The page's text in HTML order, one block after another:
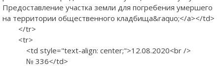
Предоставление участка земли для погребения умершего
на территории общественного кладбища&raquo;</a></td>
</tr>
<tr>
<td style="text-align: center;">12.08.2020<br />
№ 336</td>